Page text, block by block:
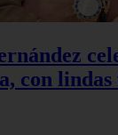
con lindas